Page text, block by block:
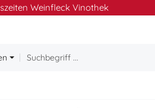
Weinfleck Vinothek